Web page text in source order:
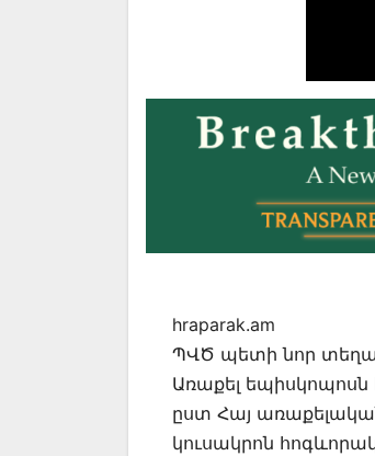
hraparak.am
ՊՎԾ պետի նոր
Առաքել եպիսկոպոսն
ըստ Հայ
կուսակրոն